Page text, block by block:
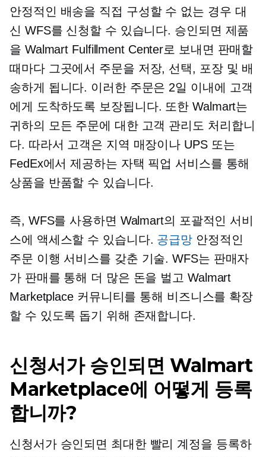
안정적인 배송을 직접 구성할 수 없는 경우 대
신 WFS를 신청할 수 있습니다. 승인되면 제품
을 Walmart Fulfillment Center로 보내면 판매할
때마다 그곳에서 주문을 저장, 선택, 포장 및 배
송하게 됩니다. 이러한 주문은 2일 이내에 고객
에게 도착하도록 보장됩니다. 또한 Walmart는
귀하의 모든 주문에 대한 고객 관리도 처리합니
다. 따라서 고객은 지역 매장이나 UPS 또는
FedEx에서 제공하는 자택 픽업 서비스를 통해
상품을 반품할 수 있습니다.
즉, WFS를 사용하면 Walmart의 포괄적인 서비
스에 액세스할 수 있습니다. 공급망 안정적인
주문 이행 서비스를 갖춘 기술. WFS는 판매자
가 판매를 통해 더 많은 돈을 벌고 Walmart
Marketplace 커뮤니티를 통해 비즈니스를 확장
할 수 있도록 돕기 위해 존재합니다.
신청서가 승인되면 Walmart
Marketplace에 어떻게 등록
합니까?
신청서가 승인되면 최대한 빨리 계정을 등록하